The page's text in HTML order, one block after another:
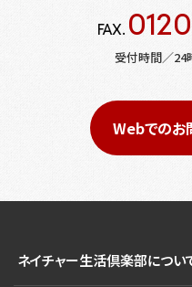
FAX.
受付時間／24
Webでのお
ネイチャー生活倶楽部につい